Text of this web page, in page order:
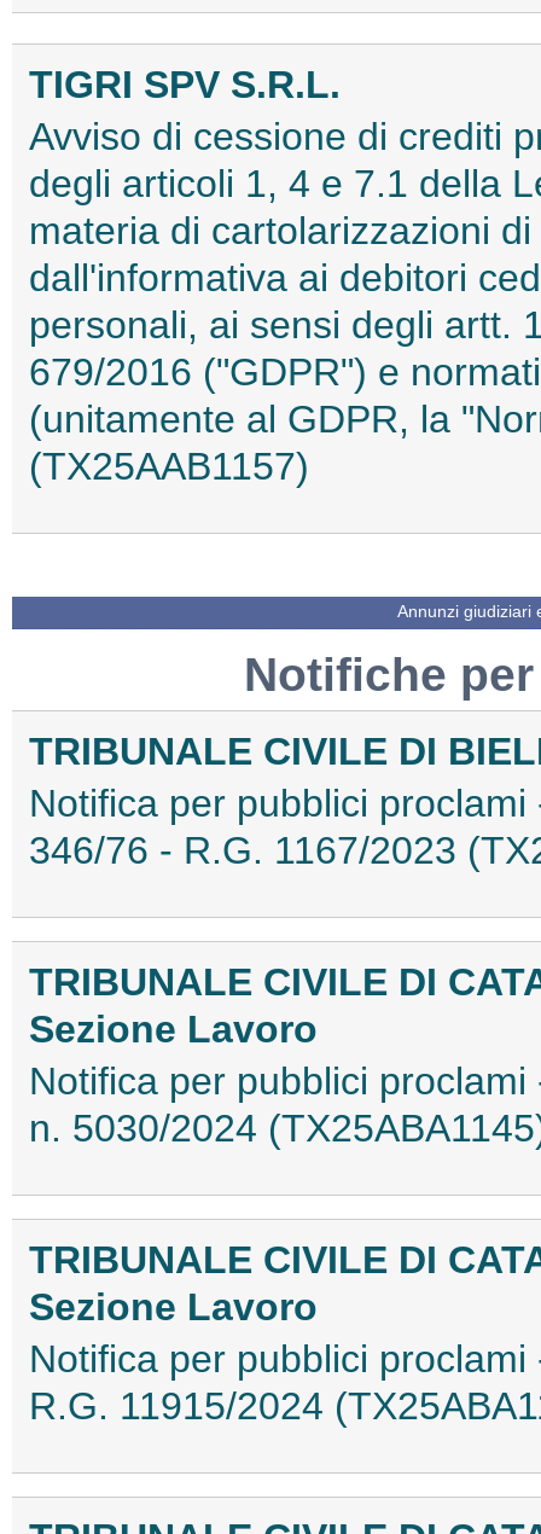
TIGRI SPV S.R.L.
Avviso di cessione di crediti
degli articoli 1, 4 e 7.1 della
materia di cartolarizzazioni
dall'informativa ai debitori
personali, ai sensi degli artt.
679/2016 ("GDPR") e
(unitamente al GDPR, la
(TX25AAB1157)
Annunzi giudiziari
Notifiche
TRIBUNALE CIVILE DI
Notifica per pubblici
346/76 - R.G. 1167/2023
TRIBUNALE CIVILE DI
Sezione Lavoro
Notifica per pubblici
n. 5030/2024
TRIBUNALE CIVILE DI
Sezione Lavoro
Notifica per pubblici
R.G. 11915/2024